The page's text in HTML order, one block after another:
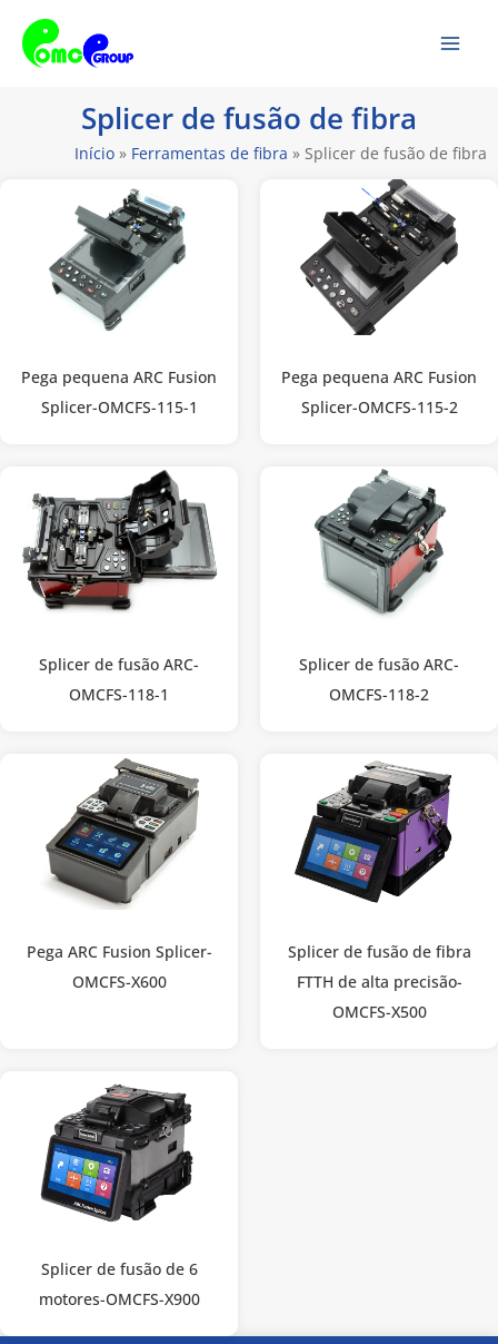
Pular
para
Splicer de fusão de fibra
Início » Ferramentas de fibra » Splicer de fusão de fibra
Pega pequena ARC Fusion
Splicer-OMCFS-115-1
Pega pequena ARC Fusion
Splicer-OMCFS-115-2
Splicer de fusão ARC-
OMCFS-118-1
Splicer de fusão ARC-
OMCFS-118-2
Pega ARC Fusion Splicer-
OMCFS-X600
Splicer de fusão de fibra
FTTH de alta precisão-
OMCFS-X500
Splicer de fusão de 6
motores-OMCFS-X900